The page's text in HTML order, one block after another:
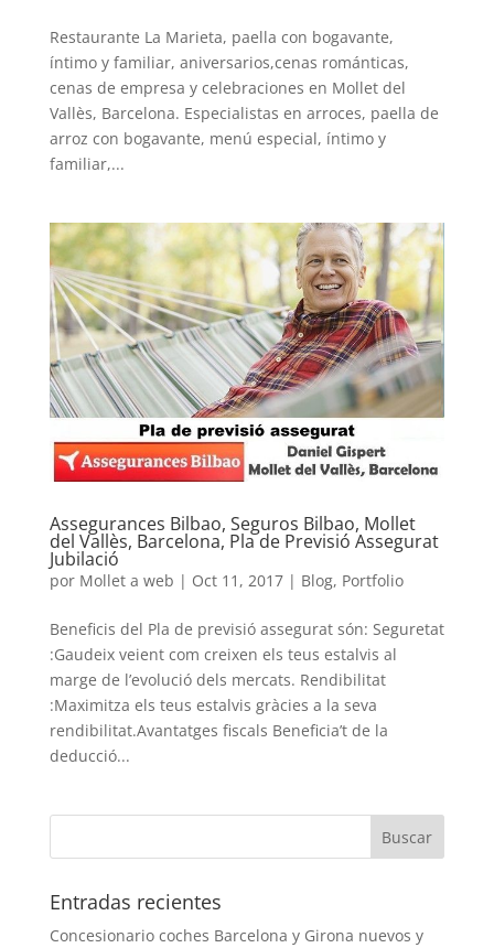
Restaurante La Marieta, paella con bogavante,
íntimo y familiar, aniversarios,cenas románticas,
cenas de empresa y celebraciones en Mollet del
Vallès, Barcelona. Especialistas en arroces, paella de
arroz con bogavante, menú especial, íntimo y
familiar,...
Assegurances Bilbao, Seguros Bilbao, Mollet
del Vallès, Barcelona, Pla de Previsió Assegurat
Jubilació
por Mollet a web | Oct 11, 2017| Blog, Portfolio
Beneficis del Pla de previsió assegurat són: Seguretat
:Gaudeix veient com creixen els teus estalvis al
marge de l’evolució dels mercats. Rendibilitat
:Maximitza els teus estalvis gràcies a la seva
rendibilitat.Avantatges fiscals Beneficia’t de la
deducció...
Entradas recientes
Concesionario coches Barcelona y Girona nuevos y